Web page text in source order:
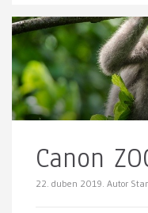
Canon
22. duben 2019. Autor